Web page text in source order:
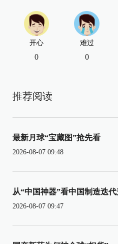
开心
0
难过
0
推荐阅读
最新月球“宝藏图”抢先看
2026-08-07 09:48
从“中国神器”看中国制造迭
2026-08-07 09:47